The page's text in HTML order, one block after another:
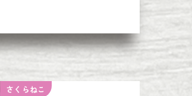
さくらねこ